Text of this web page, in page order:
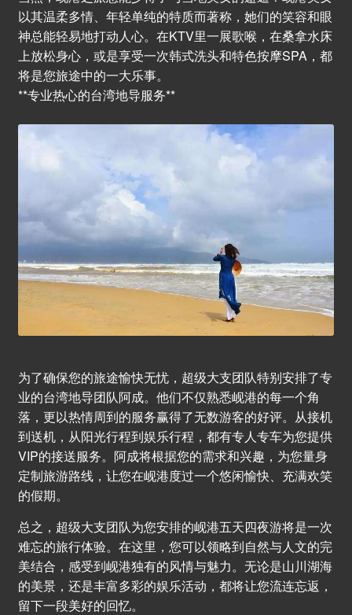
以其温柔多情、年轻单纯的特质而著称，她们的笑容和眼
神总能轻易地打动人心。在KTV里一展歌喉，在桑拿水床
上放松身心，或是享受一次韩式洗头和特色按摩SPA，都
将是您旅途中的一大乐事。
**专业热心的台湾地导服务**
为了确保您的旅途愉快无忧，超级大支团队特别安排了专
业的台湾地导团队阿成。他们不仅熟悉岘港的每一个角
落，更以热情周到的服务赢得了无数游客的好评。从接机
到送机，从阳光行程到娱乐行程，都有专人专车为您提供
VIP的接送服务。阿成将根据您的需求和兴趣，为您量身
定制旅游路线，让您在岘港度过一个悠闲愉快、充满欢笑
的假期。
总之，超级大支团队为您安排的岘港五天四夜游将是一次
难忘的旅行体验。在这里，您可以领略到自然与人文的完
美结合，感受到岘港独有的风情与魅力。无论是山川湖海
的美景，还是丰富多彩的娱乐活动，都将让您流连忘返，
留下一段美好的回忆。